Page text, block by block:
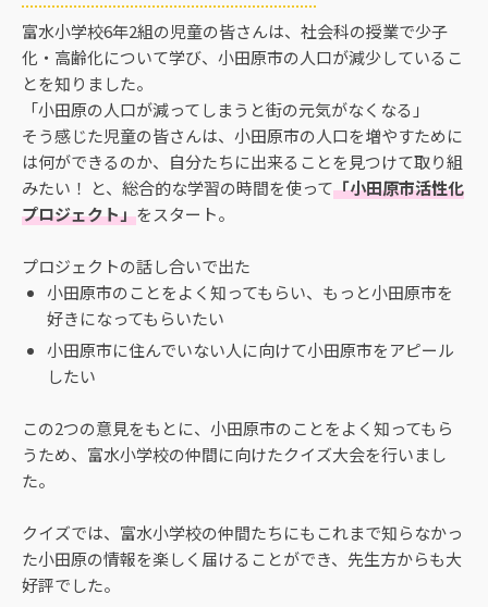
富水小学校6年2組の児童の皆さんは、社会科の授業で少子
化・高齢化について学び、小田原市の人口が減少しているこ
とを知りました。
「小田原の人口が減ってしまうと街の元気がなくなる」
そう感じた児童の皆さんは、小田原市の人口を増やすために
は何ができるのか、自分たちに出来ることを見つけて取り組
みたい！ と、総合的な学習の時間を使って「小田原市活性化
プロジェクト」をスタート。
プロジェクトの話し合いで出た
小田原市のことをよく知ってもらい、もっと小田原市を
好きになってもらいたい
小田原市に住んでいない人に向けて小田原市をアピール
したい
この2つの意見をもとに、小田原市のことをよく知ってもら
うため、富水小学校の仲間に向けたクイズ大会を行いまし
た。
クイズでは、富水小学校の仲間たちにもこれまで知らなかっ
た小田原の情報を楽しく届けることができ、先生方からも大
好評でした。